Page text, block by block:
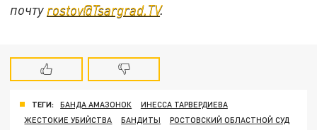
почту rostov@Tsargrad.ТV.
ТЕГИ: БАНДА АМАЗОНОК
ИНЕССА ТАРВЕРДИЕВА
ЖЕСТОКИЕ УБИЙСТВА
БАНДИТЫ
РОСТОВСКИЙ ОБЛАСТНОЙ СУД